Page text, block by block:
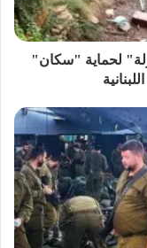
لحماية "سكان"